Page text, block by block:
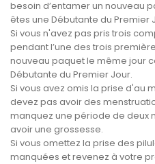
besoin d’entamer un nouveau
êtes une Débutante du Premier
Si vous n'avez pas pris trois
pendant l’une des trois
nouveau paquet le même jour
Débutante du Premier Jour.
Si vous avez omis la prise d'au
devez pas avoir des
manquez une période de deux
avoir une grossesse.
Si vous omettez la prise des
manquées et revenez à votre